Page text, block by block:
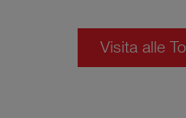
Visita alle